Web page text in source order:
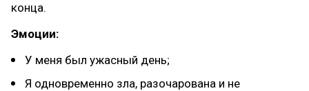
конца.
Эмоции:
У меня был ужасный день;
Я одновременно зла, разочарована и не